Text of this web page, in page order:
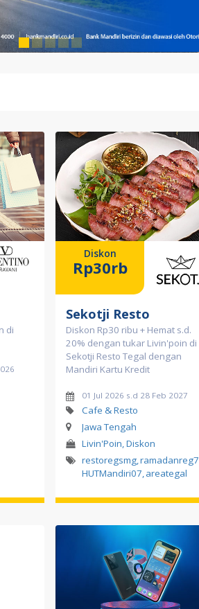
di
Diskon
Rp30rb
Sekotji Resto
Diskon Rp30 ribu + Hemat s.d.
20% dengan tukar Livin'poin di
Sekotji Resto Tegal dengan
Mandiri Kartu Kredit
01 Jul 2026 s.d 28 Feb 2027
Cafe & Resto
Jawa Tengah
Livin'Poin, Diskon
restoregsmg,ramadanreg7
HUTMandiri07,areategal